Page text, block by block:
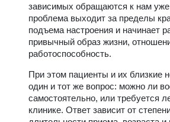
зависимых обращаются к нам уже
проблема выходит за пределы
подъема настроения и начинает
привычный образ жизни,
работоспособность.
При этом пациенты и их близкие
один и тот же вопрос: можно ли
самостоятельно, или требуется
клинике. Ответ зависит от